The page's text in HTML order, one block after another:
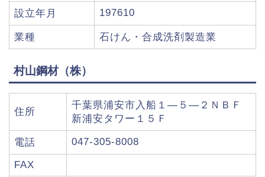
設立年月 197610
業種 石けん・合成洗剤製造業
村山鋼材（株）
住所
千葉県浦安市入船１―５―２ＮＢＦ
新浦安タワー１５Ｆ
電話 047-305-8008
FAX